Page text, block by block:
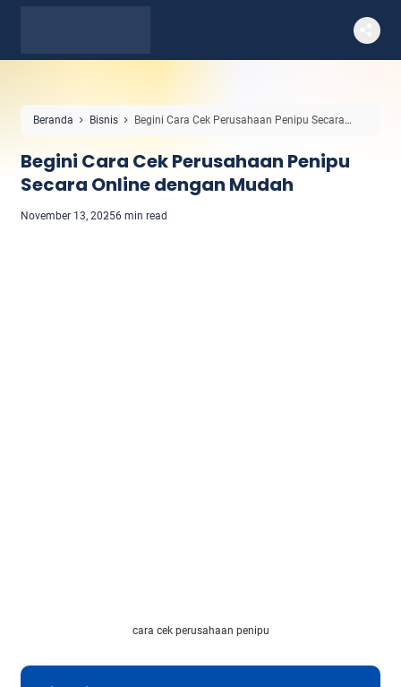
Beranda Bisnis
Begini Cara Cek Perusahaan Penipu Secara
Begini Cara Cek Perusahaan Penipu
Secara Online dengan Mudah
November 13, 20256 min read
cara cek perusahaan penipu